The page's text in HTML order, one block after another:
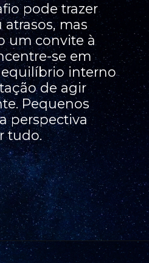
pode trazer
mas
um convite à
se em
interno
de agir
Pequenos
perspectiva
tudo.